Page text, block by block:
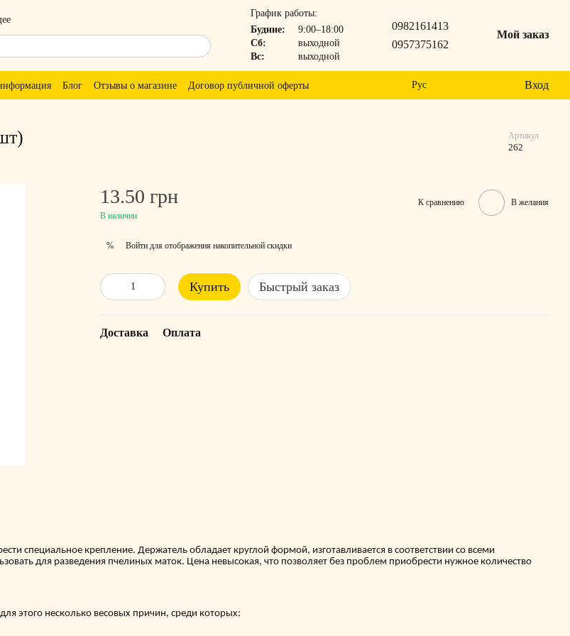
График работы:
Будние:
9:00–18:00
Сб:
выходной
Вс:
выходной
0982161413
0957375162
Мой заказ
Блог Отзывы о магазине Договор публичной оферты Рус Вход
Артикул
262
13.50 грн
В наличии
К сравнению В желания
% Войти для отображения накопительной скидки
Купить Быстрый заказ
Доставка Оплата
специальное крепление. Держатель обладает круглой формой, изготавливается в соответствии со всеми
для разведения пчелиных маток. Цена невысокая, что позволяет без проблем приобрести нужное количество
этого несколько весовых причин, среди которых: